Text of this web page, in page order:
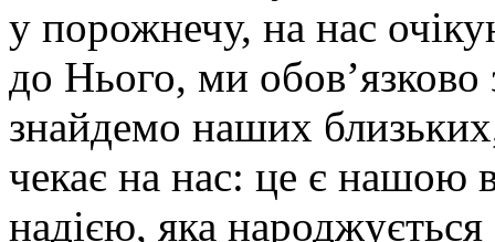
у порожнечу, на нас
до Нього, ми
знайдемо наших
чекає на нас: це є нашою
надією, яка